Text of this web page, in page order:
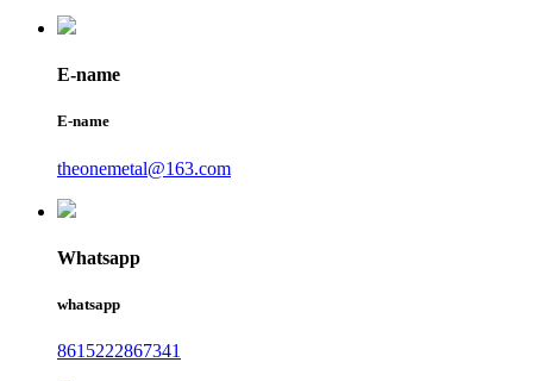
E-name
E-name
theonemetal@163.com
Whatsapp
whatsapp
8615222867341